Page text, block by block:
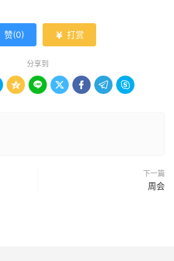
赞(0)  打赏
分享到
     
下一篇
周会